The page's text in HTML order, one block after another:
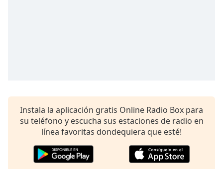
subtitles
settings,
opens
subtitles
dialog
subtitles
Instala la aplicación gratis Online Radio Box para
su teléfono y escucha sus estaciones de radio en
línea favoritas dondequiera que esté!